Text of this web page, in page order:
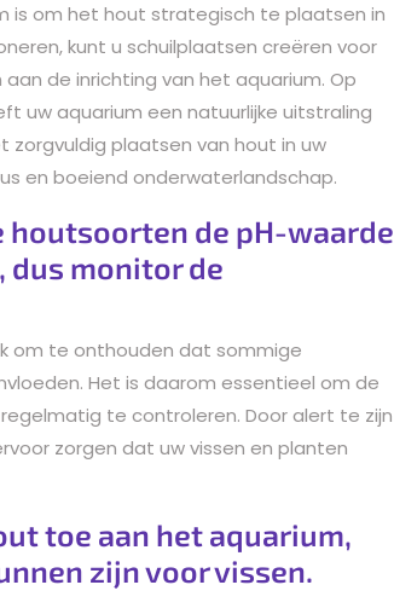
is om het hout strategisch te plaatsen in
kunt u schuilplaatsen creëren voor
de inrichting van het aquarium. Op
uw aquarium een natuurlijke uitstraling
zorgvuldig plaatsen van hout in uw
en boeiend onderwaterlandschap.
houtsoorten de pH-waarde
dus monitor de
om te onthouden dat sommige
Het is daarom essentieel om de
te controleren. Door alert te zijn
zorgen dat uw vissen en planten
toe aan het aquarium,
zijn voor vissen.